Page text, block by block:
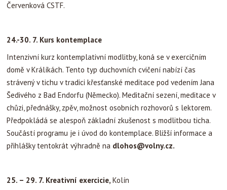
Červenková CSTF.
24.-30. 7. Kurs kontemplace
Intenzivní kurz kontemplativní modlitby, koná se v exercičním
domě v Králíkách. Tento typ duchovních cvičení nabízí čas
strávený v tichu v tradici křesťanské meditace pod vedením Jana
Šedivého z Bad Endorfu (Německo). Meditační sezení, meditace v
chůzi, přednášky, zpěv, možnost osobních rozhovorů s lektorem.
Předpokládá se alespoň základní zkušenost s modlitbou ticha.
Součástí programu je i úvod do kontemplace. Bližší informace a
přihlášky tentokrát výhradně na dlohos@volny.cz.
25. – 29. 7. Kreativní exercicie, Kolín